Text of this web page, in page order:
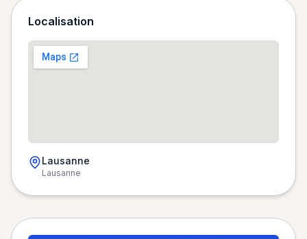
Localisation
Chargement de la carte…
Lausanne
Lausanne